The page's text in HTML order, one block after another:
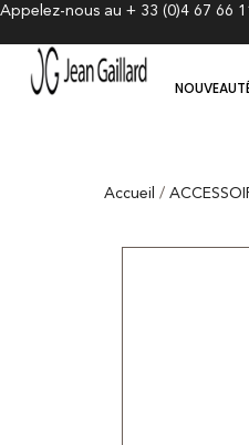
Appelez-nous au + 33 (0)4 67 66
Accueil /